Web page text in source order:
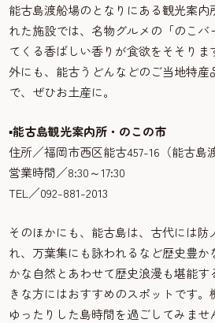
能古島渡船場のとなりにある観光案内
れた施設では、名物グルメの「のこバ
てくる香ばしい香りが食欲をそそり
外にも、能古うどんなどのご当地特
で、ぜひお土産に。
▪能古島観光案内所・のこの市
住所／福岡市西区能古457-16（能古島
営業時間／8:30～17:30
TEL／092-881-2013
そのほかにも、能古島は、古代には
れ、万葉集にも詠われるなど歴史豊
かな自然とあわせて歴史浪漫も堪能
きな方にはおすすめのスポットです。
ゆったりした島時間を過ごしてみませ